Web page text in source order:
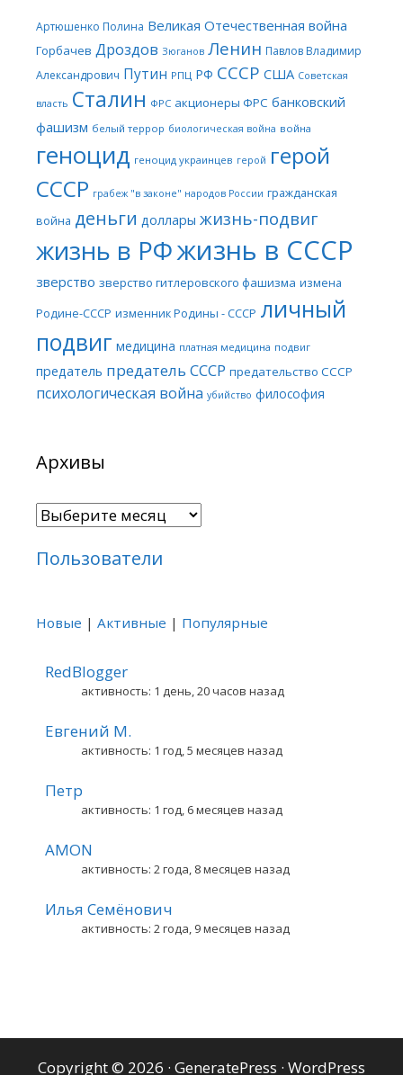
Артюшенко Полина Великая Отечественная война
Горбачев Дроздов Зюганов Ленин Павлов Владимир
Александрович Путин РПЦ РФ СССР США Советская
власть Сталин ФРС акционеры ФРС банковский
фашизм белый террор биологическая война война
геноцид геноцид украинцев герой герой
СССР грабеж "в законе" народов России гражданская
война деньги доллары жизнь-подвиг
жизнь в РФжизнь в СССР
зверство зверство гитлеровского фашизма измена
Родине-СССР изменник Родины - СССР личный
подвиг медицина платная медицина подвиг
предатель предатель СССР предательство СССР
психологическая война убийство философия
Архивы
Архивы
Пользователи
Новые | Активные | Популярные
RedBlogger
активность: 1 день, 20 часов назад
Евгений М.
активность: 1 год, 5 месяцев назад
Петр
активность: 1 год, 6 месяцев назад
AMON
активность: 2 года, 8 месяцев назад
Илья Семёнович
активность: 2 года, 9 месяцев назад
Copyright © 2026 · GeneratePress · WordPress